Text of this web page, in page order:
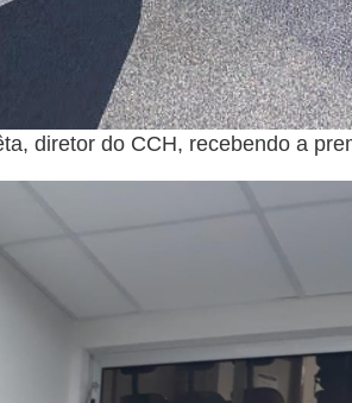
diretor do CCH, recebendo a